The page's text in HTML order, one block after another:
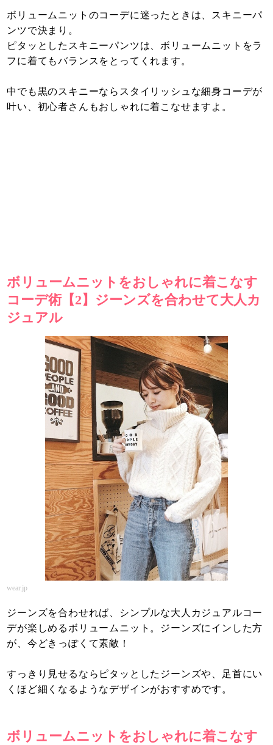
ボリュームニットのコーデに迷ったときは、スキニーパ
ンツで決まり。
ピタッとしたスキニーパンツは、ボリュームニットをラ
フに着てもバランスをとってくれます。
中でも黒のスキニーならスタイリッシュな細身コーデが
叶い、初心者さんもおしゃれに着こなせますよ。
ボリュームニットをおしゃれに着こなす
コーデ術【2】ジーンズを合わせて大人カ
ジュアル
wear.jp
ジーンズを合わせれば、シンプルな大人カジュアルコー
デが楽しめるボリュームニット。ジーンズにインした方
が、今どきっぽくて素敵！
すっきり見せるならピタッとしたジーンズや、足首にい
くほど細くなるようなデザインがおすすめです。
ボリュームニットをおしゃれに着こなす